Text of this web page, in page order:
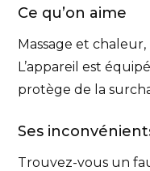
Ce qu’on aime
Massage et chaleur,
L’appareil est
protège de la
Ses
Trouvez-vous un